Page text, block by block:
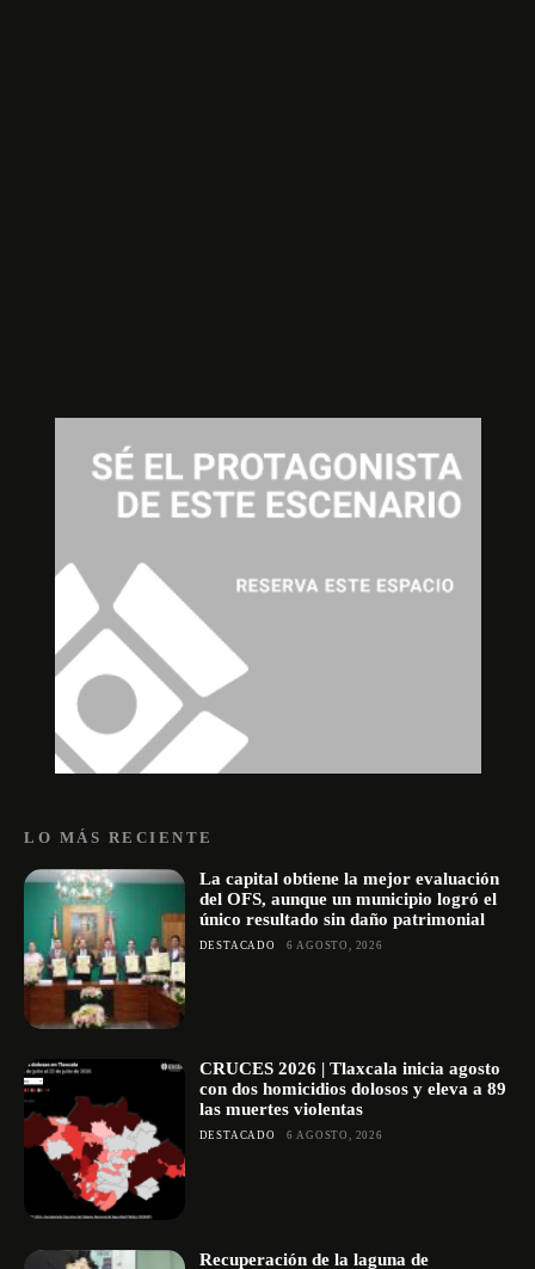
LO MÁS RECIENTE
La capital obtiene la mejor evaluación
del OFS, aunque un municipio logró el
único resultado sin daño patrimonial
DESTACADO 6 AGOSTO, 2026
CRUCES 2026 | Tlaxcala inicia agosto
con dos homicidios dolosos y eleva a 89
las muertes violentas
DESTACADO 6 AGOSTO, 2026
Recuperación de la laguna de